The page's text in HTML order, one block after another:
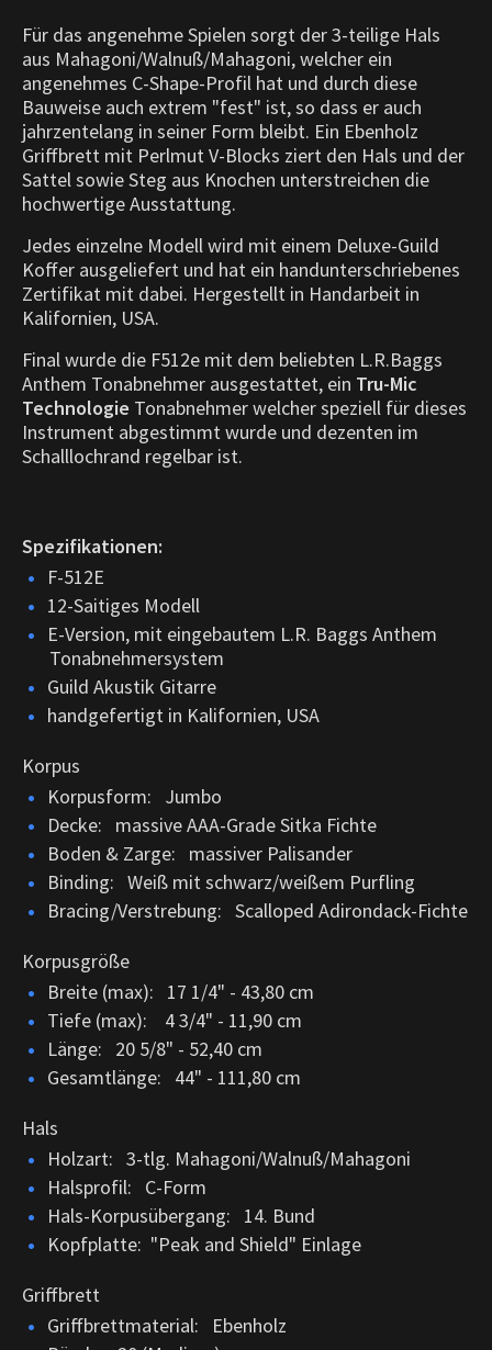
Für das angenehme Spielen sorgt der 3-teilige Hals
aus Mahagoni/Walnuß/Mahagoni, welcher ein
angenehmes C-Shape-Profil hat und durch diese
Bauweise auch extrem "fest" ist, so dass er auch
jahrzentelang in seiner Form bleibt. Ein Ebenholz
Griffbrett mit Perlmut V-Blocks ziert den Hals und der
Sattel sowie Steg aus Knochen unterstreichen die
hochwertige Ausstattung.
Jedes einzelne Modell wird mit einem Deluxe-Guild
Koffer ausgeliefert und hat ein handunterschriebenes
Zertifikat mit dabei. Hergestellt in Handarbeit in
Kalifornien, USA.
Final wurde die F512e mit dem beliebten L.R.Baggs
Anthem Tonabnehmer ausgestattet, ein Tru-Mic
Technologie Tonabnehmer welcher speziell für dieses
Instrument abgestimmt wurde und dezenten im
Schalllochrand regelbar ist.
Spezifikationen:
F-512E
12-Saitiges Modell
E-Version, mit eingebautem L.R. Baggs Anthem
Tonabnehmersystem
Guild Akustik Gitarre
handgefertigt in Kalifornien, USA
Korpus
Korpusform: Jumbo
Decke: massive AAA-Grade Sitka Fichte
Boden & Zarge: massiver Palisander
Binding: Weiß mit schwarz/weißem Purfling
Bracing/Verstrebung: Scalloped Adirondack-Fichte
Korpusgröße
Breite (max): 17 1/4" - 43,80 cm
Tiefe (max): 4 3/4" - 11,90 cm
Länge: 20 5/8" - 52,40 cm
Gesamtlänge: 44" - 111,80 cm
Hals
Holzart: 3-tlg. Mahagoni/Walnuß/Mahagoni
Halsprofil: C-Form
Hals-Korpusübergang: 14. Bund
Kopfplatte: "Peak and Shield" Einlage
Griffbrett
Griffbrettmaterial: Ebenholz